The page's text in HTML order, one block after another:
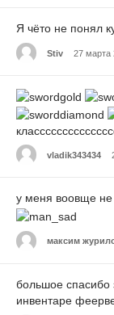
Я чёто не понял
Stiv 27 марта
vladik343434
у меня воовще не
максим
большое спасибо
инвентаре